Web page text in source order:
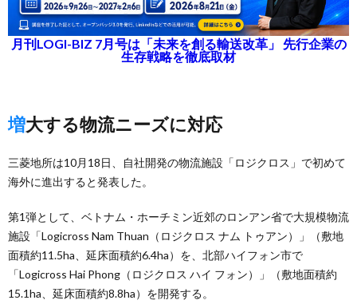
月刊LOGI-BIZ 7月号は「未来を創る輸送改革」 先行企業の
生存戦略を徹底取材
増大する物流ニーズに対応
三菱地所は10月18日、自社開発の物流施設「ロジクロス」で初めて
海外に進出すると発表した。
第1弾として、ベトナム・ホーチミン近郊のロンアン省で大規模物流
施設「Logicross Nam Thuan（ロジクロス ナム トゥアン）」（敷地
面積約11.5ha、延床面積約6.4ha）を、北部ハイフォン市で
「Logicross Hai Phong（ロジクロス ハイ フォン）」（敷地面積約
15.1ha、延床面積約8.8ha）を開発する。